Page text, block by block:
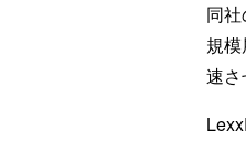
同
規
速さ